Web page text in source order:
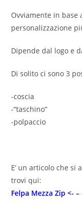
Ovviamente in base
personalizzazione
Dipende dal logo e
Di solito ci sono 3
-coscia
-“taschino”
-polpaccio
E’ un articolo che si
trovi qui:
Felpa Mezza Zip <- –